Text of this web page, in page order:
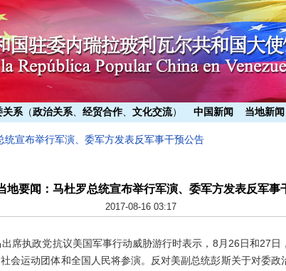
关系（政治关系、 经贸合作、 文化交流） 中国新闻 当地新闻
统宣布举行军演、委军方发表反军事干预公告
地要闻：马杜罗总统宣布举行军演、委军方发表反军事
2017-08-16 03:17
席执政党抗议美国军事行动威胁游行时表示，8月26日和27日
会运动团体和全国人民将参演。反对美副总统彭斯关于对委